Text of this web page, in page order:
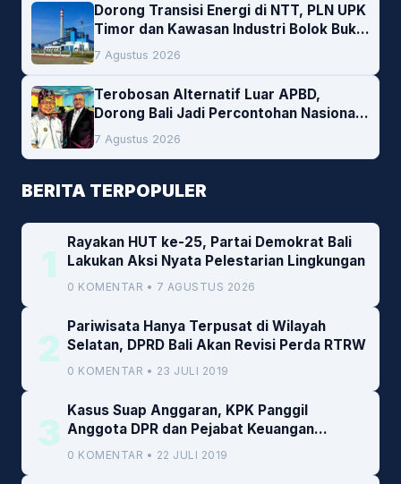
Dorong Transisi Energi di NTT, PLN UPK
Timor dan Kawasan Industri Bolok Buka
Peluang Investasi Woodchip untuk
Cofiring PLTU Bolok
7 Agustus 2026
Terobosan Alternatif Luar APBD,
Dorong Bali Jadi Percontohan Nasional
Pembiayaan Daerah
7 Agustus 2026
BERITA TERPOPULER
1
Rayakan HUT ke-25, Partai Demokrat Bali
Lakukan Aksi Nyata Pelestarian Lingkungan
0 KOMENTAR • 7 AGUSTUS 2026
2
Pariwisata Hanya Terpusat di Wilayah
Selatan, DPRD Bali Akan Revisi Perda RTRW
0 KOMENTAR • 23 JULI 2019
3
Kasus Suap Anggaran, KPK Panggil
Anggota DPR dan Pejabat Keuangan
Kemenkeu
0 KOMENTAR • 22 JULI 2019